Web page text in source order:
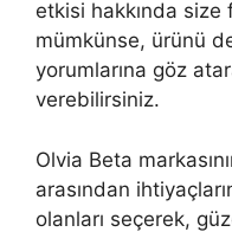
etkisi hakkında size
mümkünse, ürünü
yorumlarına göz
verebilirsiniz.
Olvia Beta
arasından
olanları seçerek,